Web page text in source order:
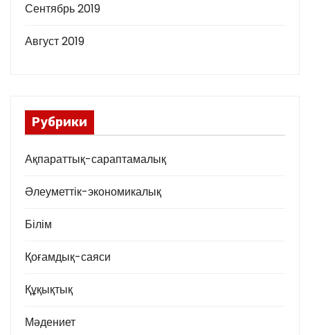
Сентябрь 2019
Август 2019
Рубрики
Ақпараттық-сараптамалық
Әлеуметтік-экономикалық
Білім
Қоғамдық-саяси
Құқықтық
Мәдениет